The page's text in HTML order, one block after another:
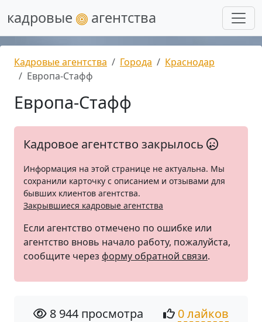
кадровые агентства
Кадровые агентства Города
Краснодар
Европа-Стафф
Европа-Стафф
Кадровое агентство закрылось
Информация на этой странице не актуальна. Мы
сохранили карточку с описанием и отзывами для
бывших клиентов агентства.
Закрывшиеся кадровые агентства
Если агентство отмечено по ошибке или
агентство вновь начало работу, пожалуйста,
сообщите через форму обратной связи.
8 944 просмотра
0 лайков